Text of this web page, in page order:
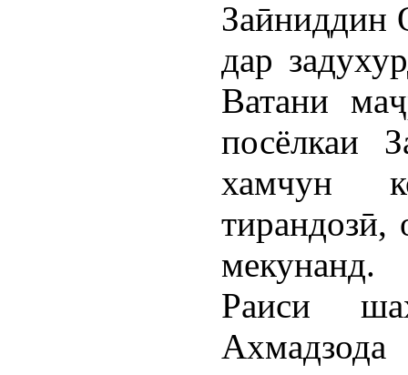
Заӣниддин
дар
Ватани
посёлкаи
хамчун
тирандозӣ,
мекунанд.
Раиси